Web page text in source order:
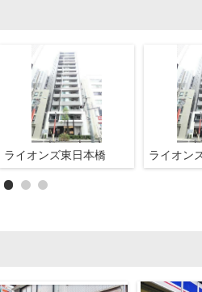
ライオンズ東日本橋 ライオン